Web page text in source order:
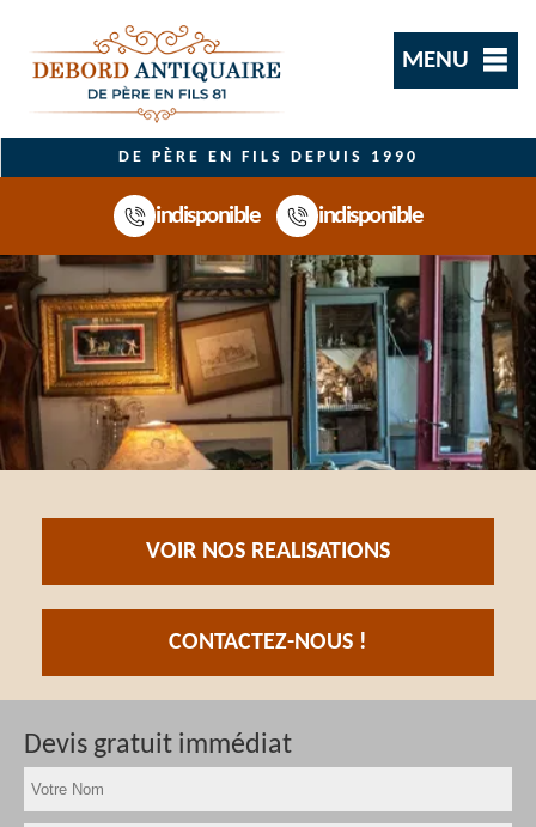
MENU
DE PÈRE EN FILS DEPUIS 1990
indisponible indisponible
VOIR NOS REALISATIONS
CONTACTEZ-NOUS !
Devis gratuit immédiat